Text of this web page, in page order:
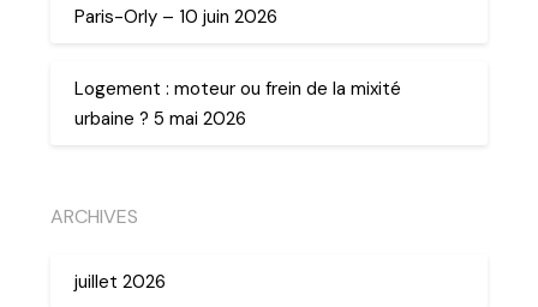
Paris-Orly – 10 juin 2026
Logement : moteur ou frein de la mixité
urbaine ? 5 mai 2026
ARCHIVES
juillet 2026